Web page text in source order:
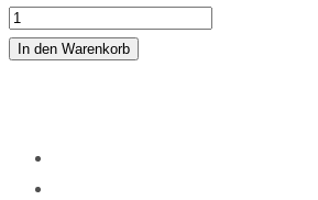
NOCPIX
VISTA
In den Warenkorb